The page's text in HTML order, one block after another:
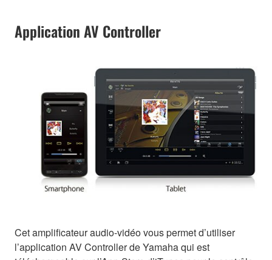
Application AV Controller
Cet amplificateur audio-vidéo vous permet d’utiliser
l’application AV Controller de Yamaha qui est